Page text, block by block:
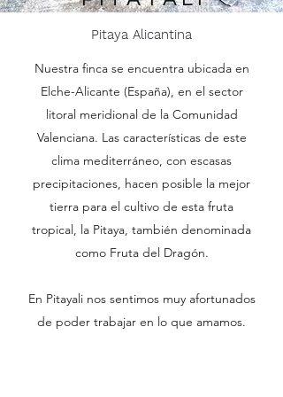
Pitaya Alicantina
Nuestra finca se encuentra ubicada en
Elche-Alicante (España), en el sector
litoral meridional de la Comunidad
Valenciana. Las características de este
clima mediterráneo, con escasas
precipitaciones, hacen posible la mejor
tierra para el cultivo de esta fruta
tropical, la Pitaya, también denominada
como Fruta del Dragón.
En Pitayali nos sentimos muy afortunados
de poder trabajar en lo que amamos.